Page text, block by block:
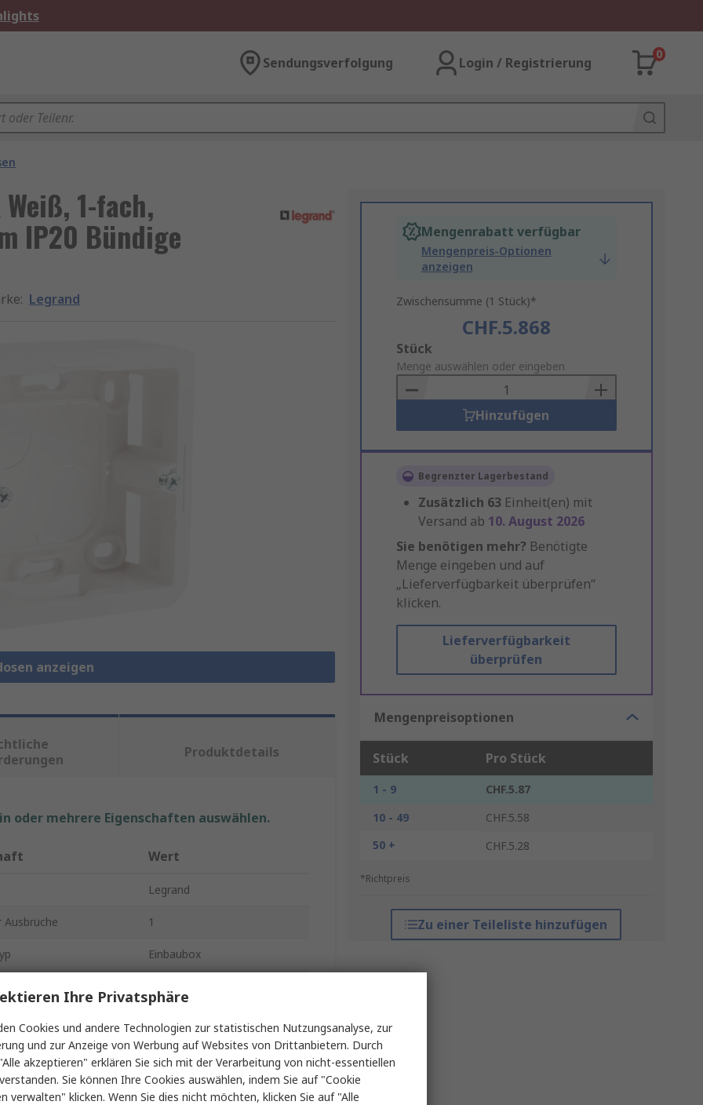
Sendungsverfolgung Login / Registrierung
0
1-fach,
IP20 Bündige
: Legrand
anzeigen
Mengenrabatt verfügbar
Mengenpreis-Optionen
anzeigen
Zwischensumme (1 Stück)*
CHF.5.868
Add
to
Basket
Stück
Menge auswählen oder eingeben
Hinzufügen
Begrenzter Lagerbestand
Zusätzlich 63 Einheit(en) mit
Versand ab 10. August 2026
Sie benötigen mehr? Benötigte
Menge eingeben und auf
„Lieferverfügbarkeit überprüfen“
klicken.
Lieferverfügbarkeit
überprüfen
Mengenpreisoptionen
Stück Pro Stück
1 - 9
CHF.5.87
10 - 49
CHF.5.58
50 +
CHF.5.28
*Richtpreis
Zu einer Teileliste hinzufügen
Produktdetails
oder mehrere Eigenschaften auswählen.
Wert
Legrand
Ausbrüche 1
Einbaubox
Kunststoff
30mm
Ihre Privatsphäre
Cookies und andere Technologien zur statistischen Nutzungsanalyse, zur
und zur Anzeige von Werbung auf Websites von Drittanbietern. Durch
akzeptieren" erklären Sie sich mit der Verarbeitung von nicht-essentiellen
Sie können Ihre Cookies auswählen, indem Sie auf "Cookie
verwalten" klicken. Wenn Sie dies nicht möchten, klicken Sie auf "Alle